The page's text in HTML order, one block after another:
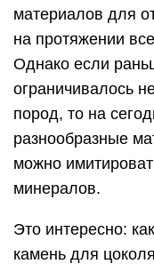
материалов для
на протяжении
Однако если
ограничивалось
пород, то на
разнообразные
можно
минералов.
Это интересно:
камень для